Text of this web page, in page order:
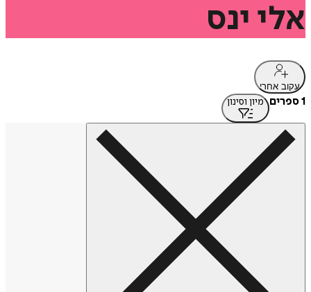
אלי ינס
עקוב אחרי
1 ספרים מיון וסינון